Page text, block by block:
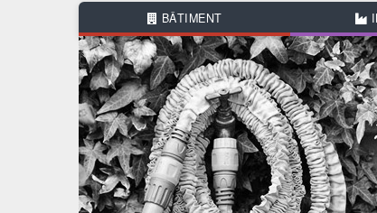
NOS THÉMATIQUES
BÂTIMENT
INDUSTRIE
AUTOMOBILE
BRICOLAGE
JARDIN
BÂTIMENT